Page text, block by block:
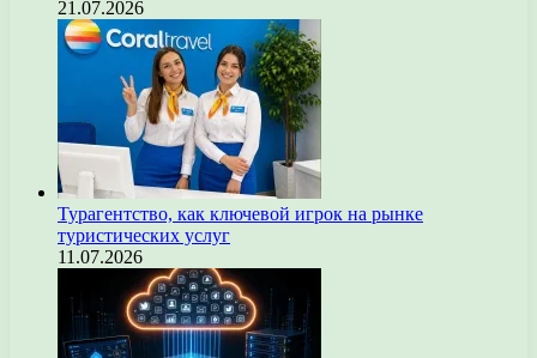
21.07.2026
Турагентство, как ключевой игрок на рынке
туристических услуг
11.07.2026